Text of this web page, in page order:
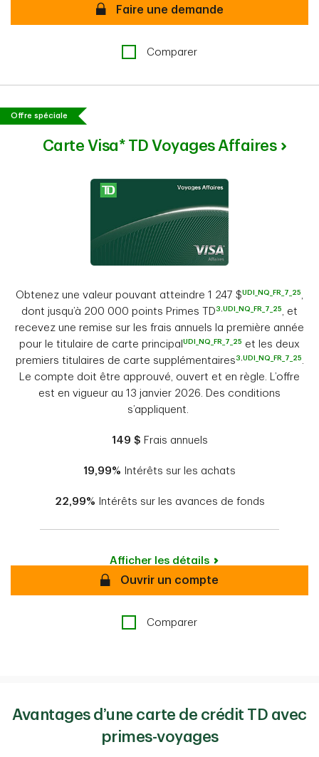
SecureFaire une demande
Comparer
Offre spéciale
Carte Visa* TD Voyages Affaires
Obtenez une valeur pouvant atteindre 1 247 $UDI_NQ_FR_7_25
dont jusqu’à 200 000 points Primes TD 3 UDI_NQ_FR_7_25
, et
recevez une remise sur les frais annuels la première année
pour le titulaire de carte principal UDI_NQ_FR_7_25 et les deux
premiers titulaires de carte supplémentaires 3 UDI_NQ_FR_7_25
Le compte doit être approuvé, ouvert et en règle. L’offre
est en vigueur au 13 janvier 2026. Des conditions
s’appliquent.
149 $ Frais annuels
19,99% Intérêts sur les achats
22,99% Intérêts sur les avances de fonds
Afficher les détails
SecureOuvrir un compte
Comparer
Avantages d’une carte de crédit TD avec
primes-voyages